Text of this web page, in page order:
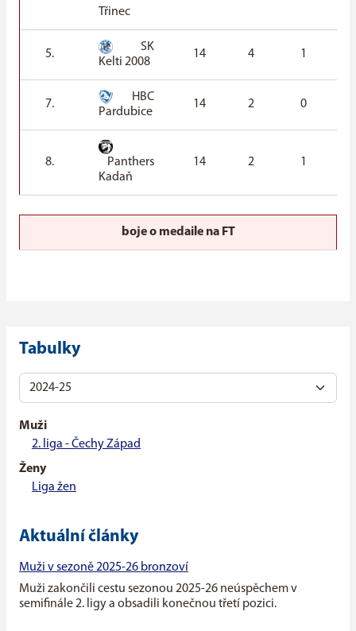
Třinec
5.
SK
Kelti 2008
14 4 1
7.
HBC
Pardubice
14 2 0
8.
Panthers
Kadaň
14 2 1
boje o medaile na FT
Tabulky
Muži
2. liga - Čechy Západ
Ženy
Liga žen
Aktuální články
Muži v sezoně 2025-26 bronzoví
Muži zakončili cestu sezonou 2025-26 neúspěchem v
semifinále 2. ligy a obsadili konečnou třetí pozici.